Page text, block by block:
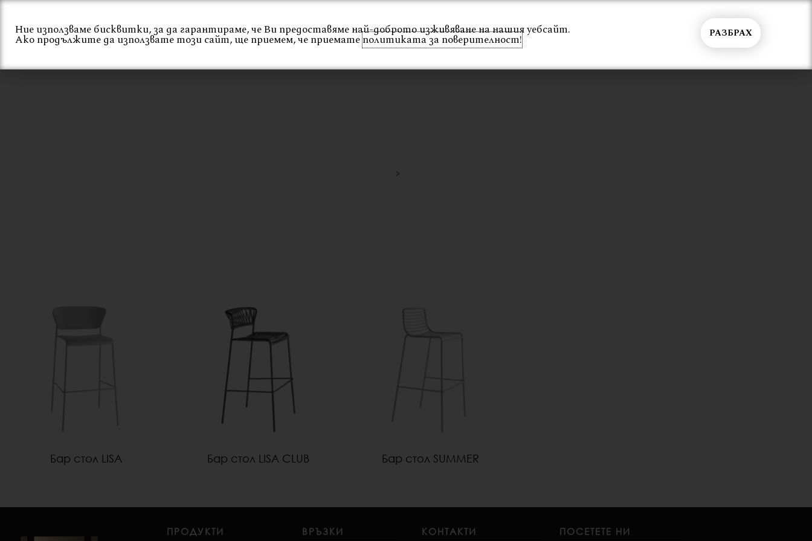
Skip
content
Начало За нас Интериор Екстериор Каталог Проекти Общи условия Вход
Бар стол LISA Бар стол LISA CLUB Бар стол SUMMER
ПРОДУКТИ ВРЪЗКИ КОНТАКТИ ПОСЕТЕТЕ НИ
Ние използваме бисквитки, за да гарантираме, че Ви предоставяме най-доброто изживяване на нашия уебсайт.
Ако продължите да използвате този сайт, ще приемем, че приематеполитиката за поверителност! РАЗБРАХ